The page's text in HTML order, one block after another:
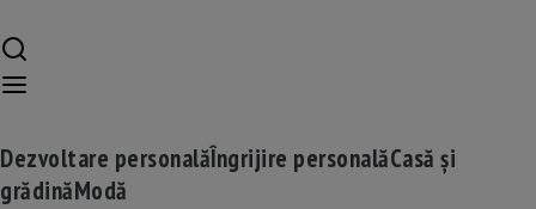
Dezvoltare personalăÎngrijire personalăCasă și
grădinăModă